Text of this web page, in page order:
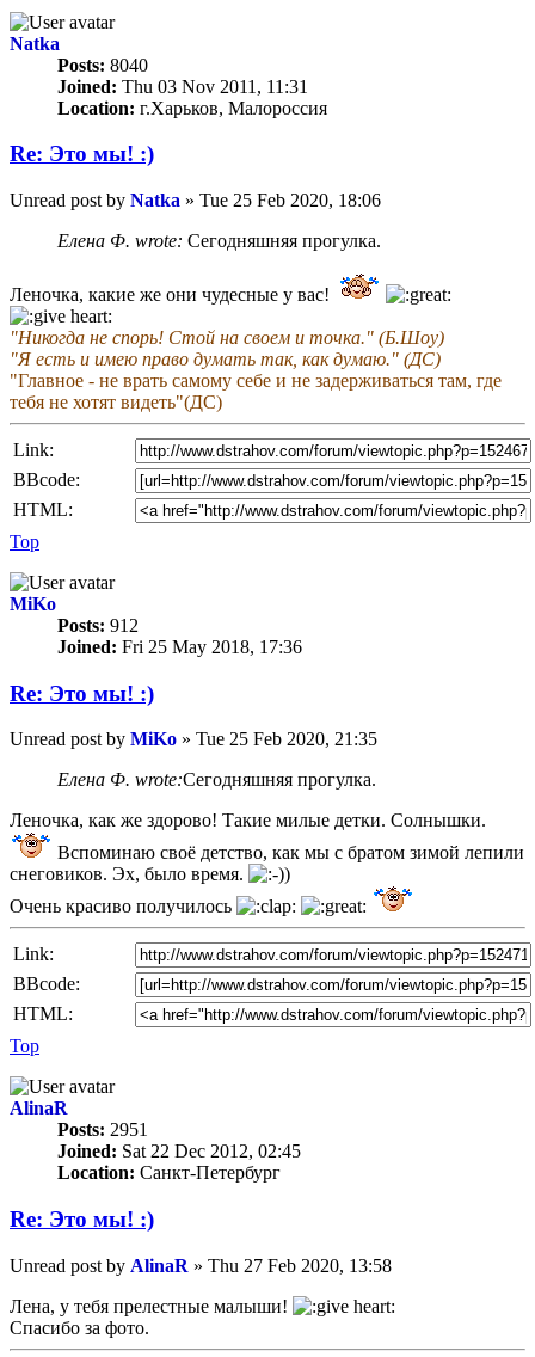
Natka
Posts: 8040
Joined: Thu 03 Nov 2011, 11:31
Location: г.Харьков, Малороссия
Re: Это мы! :)
Unread post by Natka » Tue 25 Feb 2020, 18:06
Елена Ф. wrote: Сегодняшняя прогулка.
Леночка, какие же они чудесные у вас!
"Никогда не спорь! Стой на своем и точка." (Б.Шоу)
"Я есть и имею право думать так, как думаю." (ДС)
"Главное - не врать самому себе и не задерживаться там, где
тебя не хотят видеть"(ДС)
Link:
BBcode:
HTML:
Top
MiKo
Posts: 912
Joined: Fri 25 May 2018, 17:36
Re: Это мы! :)
Unread post by MiKo » Tue 25 Feb 2020, 21:35
Елена Ф. wrote:Сегодняшняя прогулка.
Леночка, как же здорово! Такие милые детки. Солнышки.
Вспоминаю своё детство, как мы с братом зимой лепили
снеговиков. Эх, было время.
Очень красиво получилось
Link:
BBcode:
HTML:
Top
AlinaR
Posts: 2951
Joined: Sat 22 Dec 2012, 02:45
Location: Санкт-Петербург
Re: Это мы! :)
Unread post by AlinaR » Thu 27 Feb 2020, 13:58
Лена, у тебя прелестные малыши!
Спасибо за фото.